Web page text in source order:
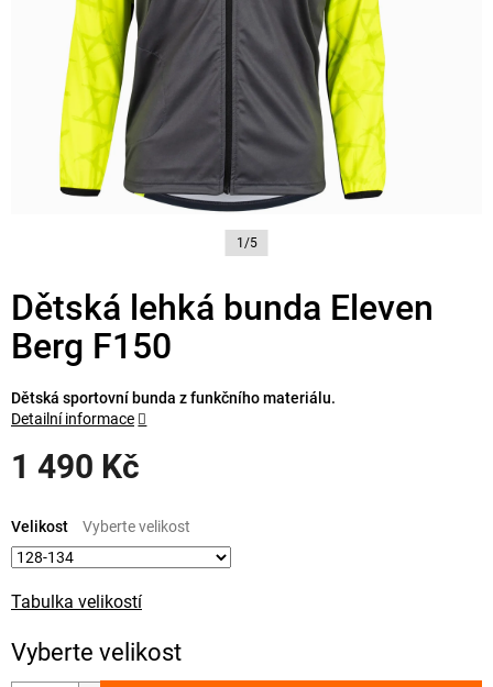
1/5
Dětská lehká bunda Eleven
Berg F150
1 490 Kč
cena:
Tabulka velikostí
Velikost
Dětská sportovní bunda z funkčního materiálu.
Detailní informace